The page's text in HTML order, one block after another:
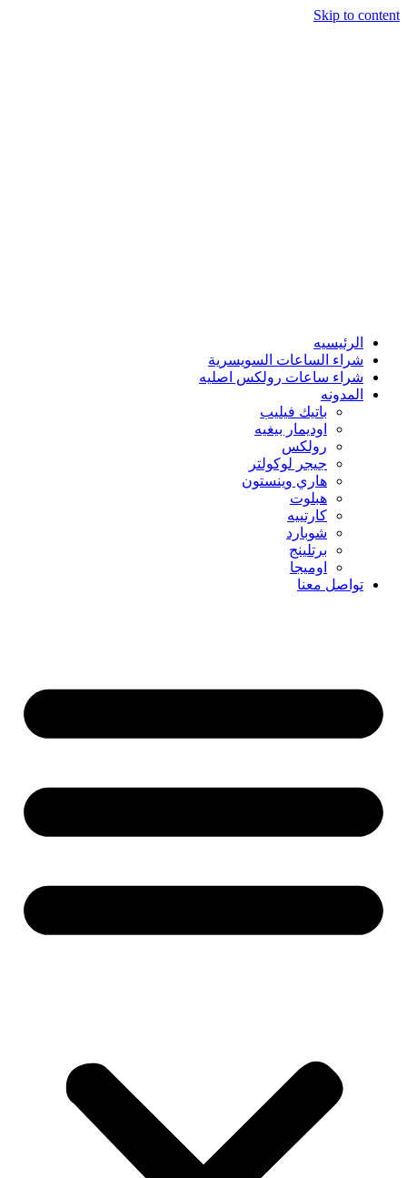
Skip to content
الرئيسيه
شراء الساعات السويسرية
شراء ساعات رولكس اصليه
المدونه
باتيك فيليب
اوديمار بيغيه
رولكس
جيجر لوكولتر
هاري وينستون
هبلوت
كارتييه
شوبارد
برتلينج
اوميجا
تواصل معنا